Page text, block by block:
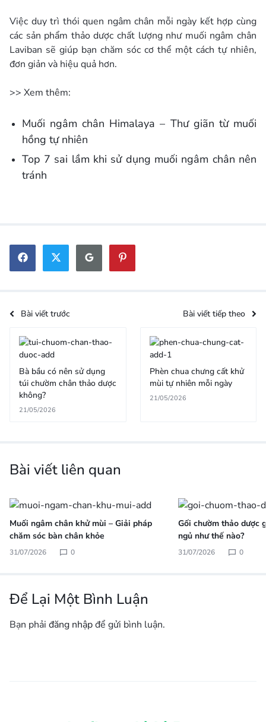
Việc duy trì thói quen ngâm chân mỗi ngày kết hợp cùng
các sản phẩm thảo dược chất lượng như muối ngâm chân
Laviban sẽ giúp bạn chăm sóc cơ thể một cách tự nhiên,
đơn giản và hiệu quả hơn.
>> Xem thêm:
Muối ngâm chân Himalaya – Thư giãn từ muối
hồng tự nhiên
Top 7 sai lầm khi sử dụng muối ngâm chân nên
tránh
Bài viết trước Bài viết tiếp theo
Bà bầu có nên sử dụng
túi chườm chân thảo dược
không?
21/05/2026
Phèn chua chưng cất khử
mùi tự nhiên mỗi ngày
21/05/2026
Bài viết liên quan
Muối ngâm chân khử mùi – Giải pháp
chăm sóc bàn chân khỏe
31/07/2026 0
Gối chườm thảo dược
ngủ như thế nào?
31/07/2026 0
Để Lại Một Bình Luận
Bạn phải đăng nhậpđể gửi bình luận.